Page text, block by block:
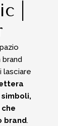
|
lasciare
brand.